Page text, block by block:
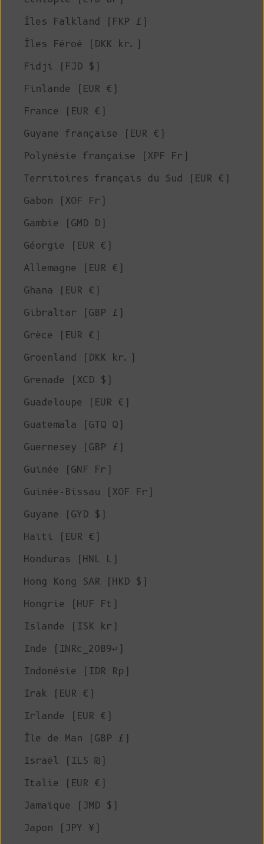
Îles Falkland (FKP £)
Îles Féroé (DKK kr.)
Fidji (FJD $)
Finlande (EUR €)
France (EUR €)
Guyane française (EUR €)
Polynésie française (XPF Fr)
Territoires français du Sud (EUR €)
Gabon (XOF Fr)
Gambie (GMD D)
Géorgie (EUR €)
Allemagne (EUR €)
Ghana (EUR €)
Gibraltar (GBP £)
Grèce (EUR €)
Groenland (DKK kr.)
Grenade (XCD $)
Guadeloupe (EUR €)
Guatemala (GTQ Q)
Guernesey (GBP £)
Guinée (GNF Fr)
Guinée-Bissau (XOF Fr)
Guyane (GYD $)
Haïti (EUR €)
Honduras (HNL L)
Hong Kong SAR (HKD $)
Hongrie (HUF Ft)
Islande (ISK kr)
Inde (INRc_20B9↩)
Indonésie (IDR Rp)
Irak (EUR €)
Irlande (EUR €)
Île de Man (GBP £)
Israël (ILS ₪)
Italie (EUR €)
Jamaïque (JMD $)
Japon (JPY ¥)